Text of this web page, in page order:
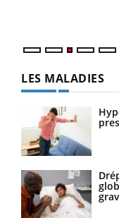
LES MALADIES